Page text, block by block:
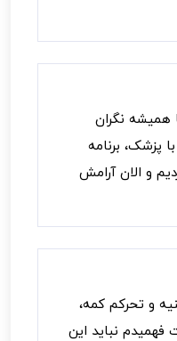
همیشه نگران
پزشک، برنامه
و الان آرامش
و تحرکم کمه،
فهمیدم نباید این